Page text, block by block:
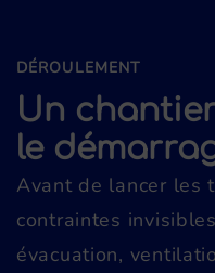
DÉROULEMENT
Un
le
Avant de lancer les
contraintes
évacuation,